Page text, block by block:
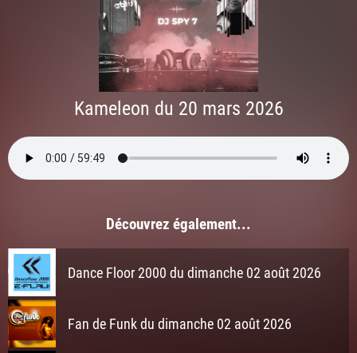
Kameleon du 20 mars 2026
Découvrez également...
Dance Floor 2000 du dimanche 02 août 2026
Fan de Funk du dimanche 02 août 2026